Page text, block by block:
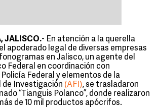
JALISCO.- En atención a la querella
apoderado legal de diversas empresas
en Jalisco, un agente del
Federal en coordinación con
Federal y elementos de la
de Investigación (AFI), se trasladaron
“Tianguis Polanco”, donde realizaron
de 10 mil productos apócrifos.